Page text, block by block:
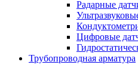
Радарные
Цифровые
Трубопроводная арматура